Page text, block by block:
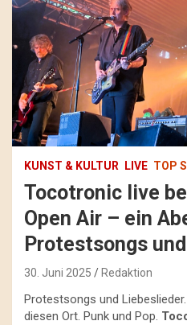
KUNST & KULTUR LIVE TOP
Tocotronic live
Open Air – ein
Protestsongs
30. Juni 2025 Redaktion
Protestsongs und
diesen Ort. Punk und Pop.